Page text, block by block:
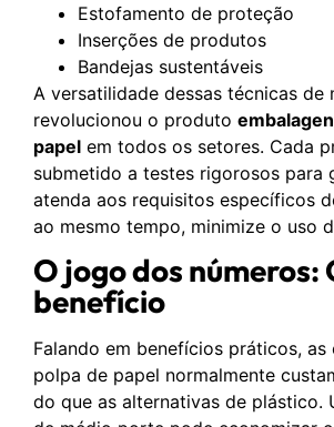
Estofamento de proteção
Inserções de produtos
Bandejas sustentáveis
A versatilidade dessas técnicas de
revolucionou o produto
papel em todos os setores. Cada
submetido a testes rigorosos para
atenda aos requisitos específicos
ao mesmo tempo, minimize o uso
O jogo dos números:
benefício
Falando em benefícios práticos, as
polpa de papel normalmente
do que as alternativas de plástico.